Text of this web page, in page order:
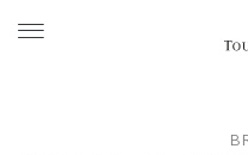
https://